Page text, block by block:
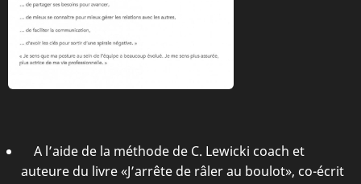
A l’aide de la méthode de C. Lewicki coach et
auteure du livre «J’arrête de râler au boulot», co-écrit